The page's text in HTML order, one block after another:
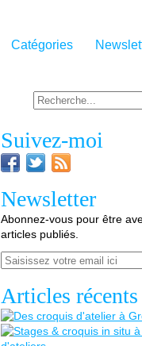
Catégories
Suivez-moi
Newsletter
Abonnez-vous pour être
articles publiés.
Email
Articles récents